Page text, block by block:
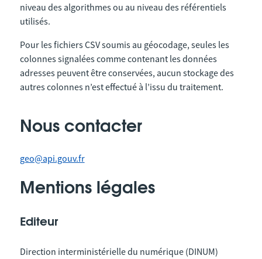
niveau des algorithmes ou au niveau des référentiels
utilisés.
Pour les fichiers CSV soumis au géocodage, seules les
colonnes signalées comme contenant les données
adresses peuvent être conservées, aucun stockage des
autres colonnes n’est effectué à l’issu du traitement.
Nous contacter
geo@api.gouv.fr
Mentions légales
Editeur
Direction interministérielle du numérique (DINUM)